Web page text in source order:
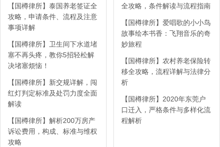
【国樽律所】泰国养老签证全
攻略，申请条件、流程及注意
事项详解
【国樽律所】卫生间下水道堵
塞不再头疼，教你5招轻松解
决堵塞烦恼！
【国樽律所】新交规详解，闯
红灯判定标准及处罚力度全面
解读
【国樽律所】解析200万房产
诉讼费用，构成、标准与维权
攻略
全攻略，条件解读与流程指南
【国樽律所】爱唱歌的小小鸟
故事绘本书香：飞翔音乐的奇
妙旅程
【国樽律所】农村养老保险转
移全攻略，流程详解与法律分
析
【国樽律所】2020年东莞户
口迁入，严格条件与多样化流
程解析